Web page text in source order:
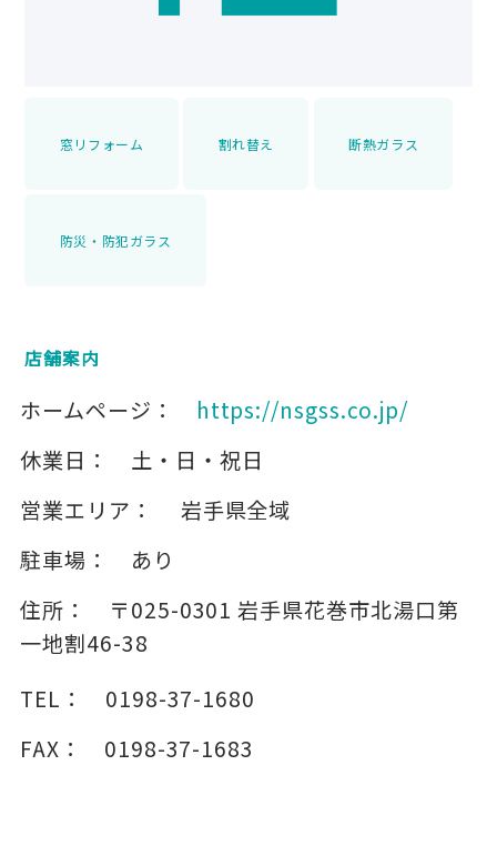
窓リフォーム 割れ替え 断熱ガラス
防災・防犯ガラス
店舗案内
ホームページ：
https://nsgss.co.jp/
休業日：
土・日・祝日
営業エリア：
岩手県全域
駐車場：
あり
住所：
〒025-0301 岩手県花巻市北湯口第
一地割46-38
TEL：
0198-37-1680
FAX：
0198-37-1683